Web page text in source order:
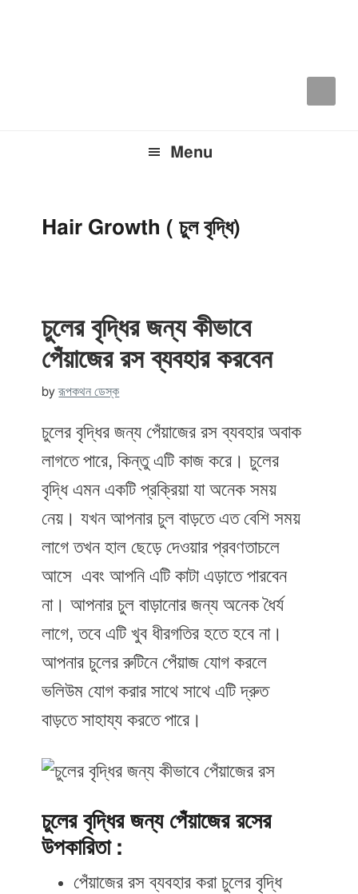
Menu
Hair Growth ( চুল বৃদ্ধি)
চুলের বৃদ্ধির জন্য কীভাবে
পেঁয়াজের রস ব্যবহার করবেন
byরূপকথন ডেস্ক
চুলের বৃদ্ধির জন্য পেঁয়াজের রস ব্যবহার অবাক
লাগতে পারে, কিন্তু এটি কাজ করে। চুলের
বৃদ্ধি এমন একটি প্রক্রিয়া যা অনেক সময়
নেয়। যখন আপনার চুল বাড়তে এত বেশি সময়
লাগে তখন হাল ছেড়ে দেওয়ার প্রবণতাচলে
আসে এবং আপনি এটি কাটা এড়াতে পারবেন
না। আপনার চুল বাড়ানোর জন্য অনেক ধৈর্য
লাগে, তবে এটি খুব ধীরগতির হতে হবে না।
আপনার চুলের রুটিনে পেঁয়াজ যোগ করলে
ভলিউম যোগ করার সাথে সাথে এটি দ্রুত
বাড়তে সাহায্য করতে পারে।
চুলের বৃদ্ধির জন্য পেঁয়াজের রসের
উপকারিতা :
পেঁয়াজের রস ব্যবহার করা চুলের বৃদ্ধি